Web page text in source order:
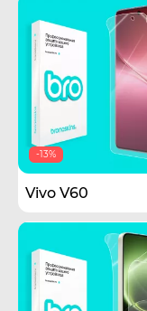
-13%
Vivo V60